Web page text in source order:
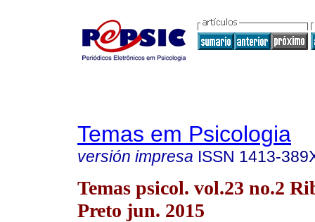
Temas em Psicologia
versión impresa ISSN 1413-
Temas psicol. vol.23 no.2
Preto jun. 2015